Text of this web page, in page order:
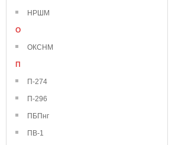
НРШМ
О
ОКСНМ
П
П-274
П-296
ПБПнг
ПВ-1